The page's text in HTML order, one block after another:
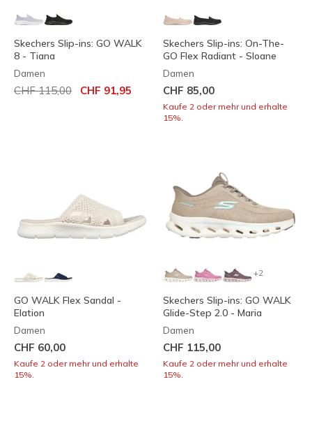
Skechers Slip-ins: GO WALK
8 - Tiana
Damen
Reduziert von
CHF 115,00 auf
CHF 91,95
Skechers Slip-ins: On-The-
GO Flex Radiant - Sloane
Damen
CHF 85,00
Kaufe 2 oder mehr und erhalte
15%.
GO WALK Flex Sandal -
Elation
Damen
CHF 60,00
Kaufe 2 oder mehr und erhalte
15%.
+2
Skechers Slip-ins: GO WALK
Glide-Step 2.0 - Maria
Damen
CHF 115,00
Kaufe 2 oder mehr und erhalte
15%.